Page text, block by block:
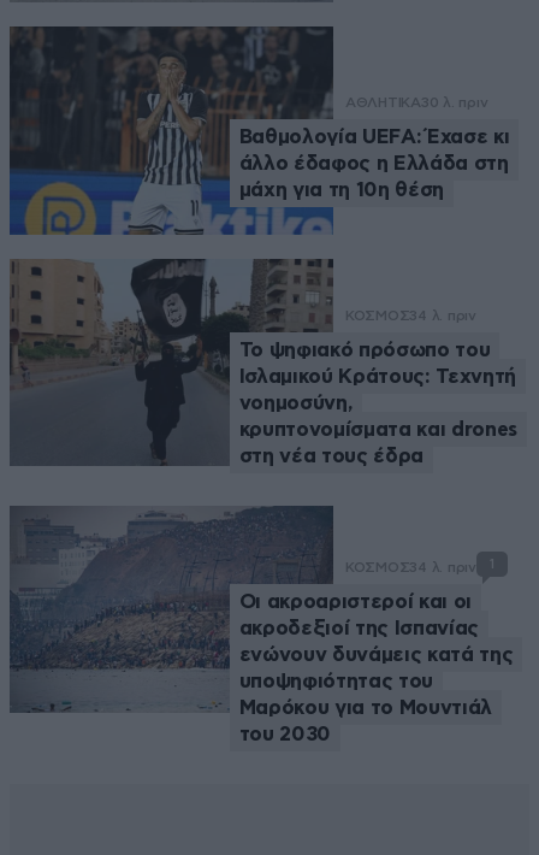
ΑΘΛΗΤΙΚΑ30 λ. πριν
Βαθμολογία UEFA: Έχασε κι
άλλο έδαφος η Ελλάδα στη
μάχη για τη 10η θέση
ΚΟΣΜΟΣ34 λ. πριν
Το ψηφιακό πρόσωπο του
Ισλαμικού Κράτους: Τεχνητή
νοημοσύνη,
κρυπτονομίσματα και drones
στη νέα τους έδρα
ΚΟΣΜΟΣ34 λ. πριν 1
Οι ακροαριστεροί και οι
ακροδεξιοί της Ισπανίας
ενώνουν δυνάμεις κατά της
υποψηφιότητας του
Μαρόκου για το Μουντιάλ
του 2030